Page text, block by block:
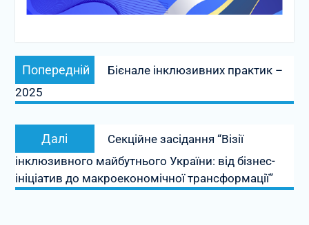
Навігація
записів
Попередній
Попередній
запис:
Бієнале інклюзивних практик –
2025
Далі
Наступний
запис:
Секційне засідання “Візії
інклюзивного майбутнього України: від бізнес-
ініціатив до макроекономічної трансформації”